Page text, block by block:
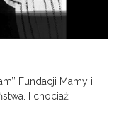
Fundacji Mamy i
I chociaż